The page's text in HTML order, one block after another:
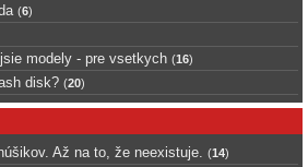
(6)
modely - pre vsetkych (16)
disk? (20)
Až na to, že neexistuje. (14)